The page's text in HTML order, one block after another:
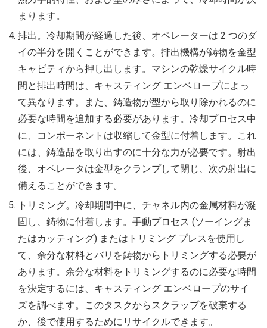
まります。
排出。冷却期間が経過した後、オペレーターは 2 つのダ
イの半分を開くことができます。排出機構が鋳物を金型
キャビティから押し出します。マシンの乾燥サイクル時
間と排出時間は、キャスティング エンベロープによっ
て異なります。また、鋳造物が型から取り除かれるのに
必要な時間を追加する必要があります。冷却プロセス中
に、コンポーネントは収縮して金型に付着します。これ
には、鋳造品を取り出すのに十分な力が必要です。射出
後、オペレータは金型をクランプして閉じ、次の射出に
備えることができます。
トリミング。冷却期間中に、チャネル内の金属材料が凝
固し、鋳物に付着します。手動プロセス (ソーイングま
たはカッティング) またはトリミング プレスを使用し
て、余分な材料とバリを鋳物からトリミングする必要が
あります。余分な材料をトリミングするのに必要な時間
を決定するには、キャスティング エンベロープのサイ
ズを調べます。このタスクからスクラップを破棄する
か、後で使用するためにリサイクルできます。